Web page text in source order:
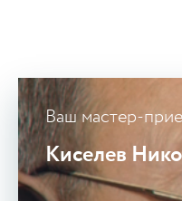
Ваш мастер-
Киселев